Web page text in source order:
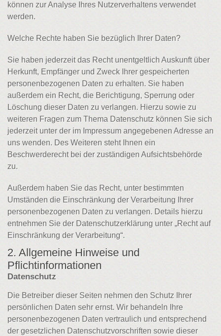
können zur Analyse Ihres Nutzerverhaltens verwendet
werden.
Welche Rechte haben Sie bezüglich Ihrer Daten?
Sie haben jederzeit das Recht unentgeltlich Auskunft über
Herkunft, Empfänger und Zweck Ihrer gespeicherten
personenbezogenen Daten zu erhalten. Sie haben
außerdem ein Recht, die Berichtigung, Sperrung oder
Löschung dieser Daten zu verlangen. Hierzu sowie zu
weiteren Fragen zum Thema Datenschutz können Sie sich
jederzeit unter der im Impressum angegebenen Adresse an
uns wenden. Des Weiteren steht Ihnen ein
Beschwerderecht bei der zuständigen Aufsichtsbehörde
zu.
Außerdem haben Sie das Recht, unter bestimmten
Umständen die Einschränkung der Verarbeitung Ihrer
personenbezogenen Daten zu verlangen. Details hierzu
entnehmen Sie der Datenschutzerklärung unter „Recht auf
Einschränkung der Verarbeitung“.
2. Allgemeine Hinweise und
Pflichtinformationen
Datenschutz
Die Betreiber dieser Seiten nehmen den Schutz Ihrer
persönlichen Daten sehr ernst. Wir behandeln Ihre
personenbezogenen Daten vertraulich und entsprechend
der gesetzlichen Datenschutzvorschriften sowie dieser